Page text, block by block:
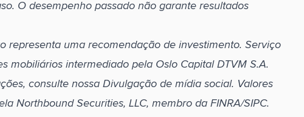
O desempenho passado não garante resultados
representa uma recomendação de investimento. Serviço
mobiliários intermediado pela Oslo Capital DTVM S.A.
consulte nossa Divulgação de mídia social. Valores
Northbound Securities, LLC, membro da FINRA/SIPC.